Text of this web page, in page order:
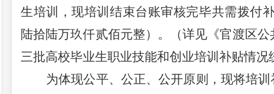
生培训，现培训结束台账审核完毕共需拨付
陆拾陆万玖仟贰佰元整）。
（详见《官渡区公
三批高校毕业生职业技能和创业培训补贴情况
为体现公平、公正、公开原则，现将培